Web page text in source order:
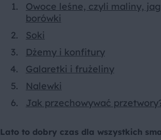
Owoce leśne, czyli maliny,
borówki
Soki
Dżemy i konfitury
Galaretki i frużeliny
Nalewki
Jak przechowywać
Lato to dobry czas dla wszystkich